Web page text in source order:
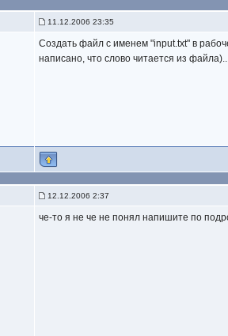
11.12.2006 23:35
Создать файл с именем "input.txt" в
написано, что слово читается из
12.12.2006 2:37
че-то я не че не понял напишите по